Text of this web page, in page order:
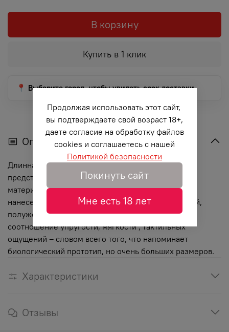
В корзину
Купить в 1 клик
📍 Выберите город, чтобы увидеть срок доставки
Описание
Длинная линейка БОЛЬШИХ размеров. Впервые
представлены реалистики больших размеров из
материала «NEOSKIN». Использована технология
нанесения сверхмягкого материала на эластичный,
полужесткий каркас. Подобрано оптимальное
соотношение упругости, мягкости , тактильных
ощущений – словом всего того, что напоминает
биологический прототип, но очень больших размеров.
Характеристики
Отзывы
Продолжая использовать этот сайт,
вы подтверждаете свой возраст 18+,
даете согласие на обработку файлов
cookies и соглашаетесь с нашей
Политикой безопасности
Покинуть сайт
Мне есть 18 лет